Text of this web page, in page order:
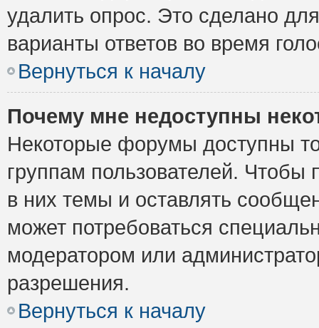
удалить опрос. Это сделано
варианты ответов во время
Вернуться к началу
Почему мне недоступны
Некоторые форумы доступны
группам пользователей. Чтобы
в них темы и оставлять
может потребоваться
модератором или
разрешения.
Вернуться к началу